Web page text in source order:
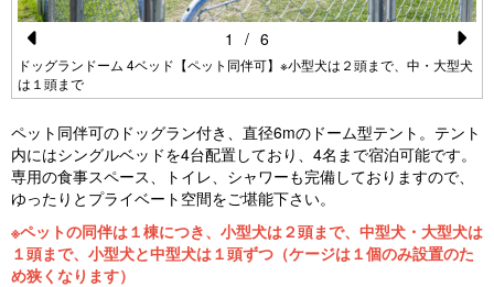
Pr
e
vi
o
u
s
ドッグランドーム 4ベッド【ペット同伴可】※小型犬は２頭まで、中・大型犬
は１頭まで
N
e
xt
1 / 6
ペット同伴可のドッグラン付き、直径6mのドーム型テント。テント
内にはシングルベッドを4台配置しており、4名まで宿泊可能です。
専用の食事スペース、トイレ、シャワーも完備しておりますので、
ゆったりとプライベート空間をご堪能下さい。
※ペットの同伴は１棟につき、小型犬は２頭まで、中型犬・大型犬は
１頭まで、小型犬と中型犬は１頭ずつ（ケージは１個のみ設置のた
め狭くなります）